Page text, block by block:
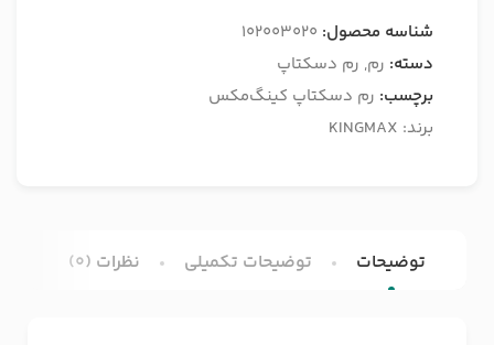
شناسه محصول: 102003020
دسته: رم, رم دسکتاپ
برچسب: رم دسکتاپ کینگ‌مکس
برند: KINGMAX
توضیحات توضیحات تکمیلی نظرات (0)